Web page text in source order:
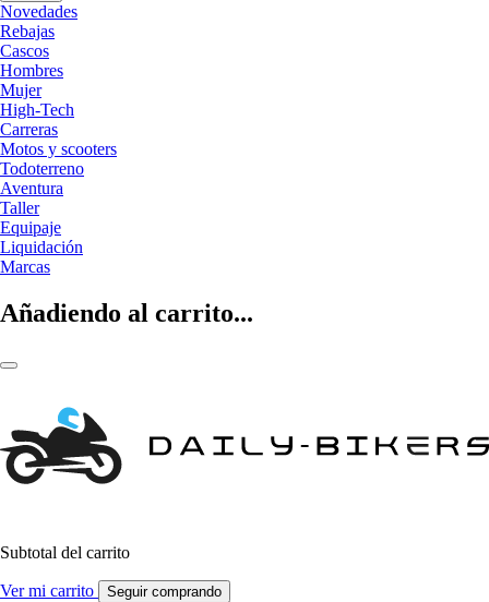
Novedades
Rebajas
Cascos
Hombres
Mujer
High-Tech
Carreras
Motos y scooters
Todoterreno
Aventura
Taller
Equipaje
Liquidación
Marcas
Añadiendo al carrito...
Subtotal del carrito
Ver mi carrito Seguir comprando